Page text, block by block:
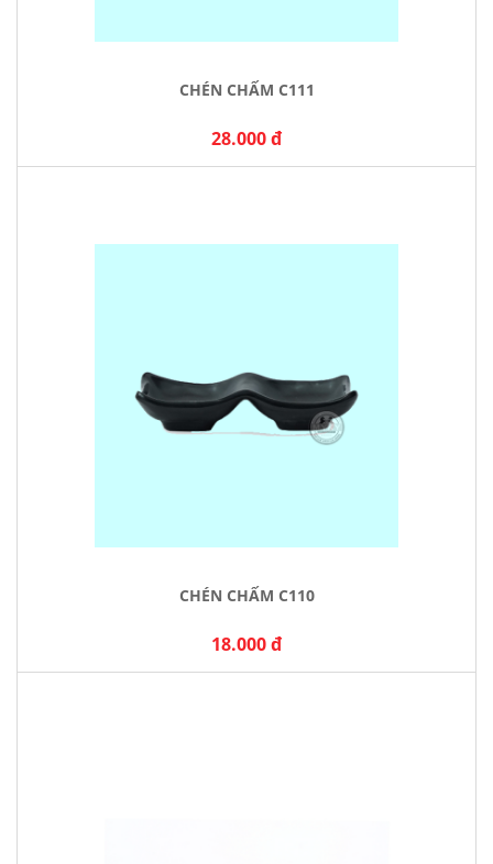
CHÉN CHẤM C111
28.000 đ
CHÉN CHẤM C110
18.000 đ